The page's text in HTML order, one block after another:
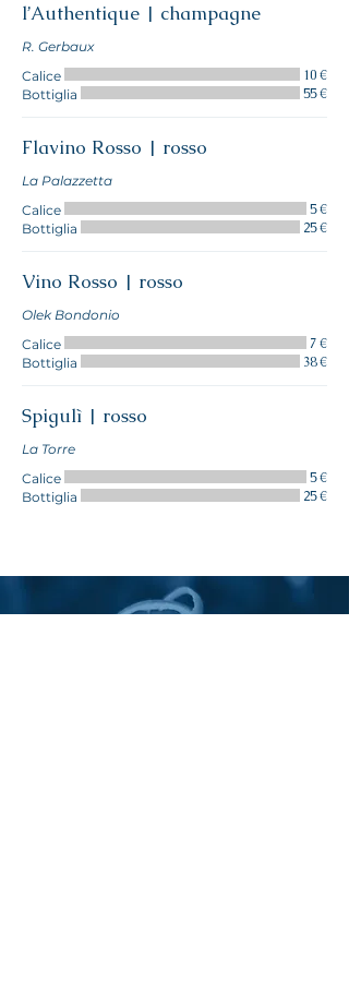
l’Authentique | champagne
R. Gerbaux
Calice
10 €
Bottiglia 55 €
Flavino Rosso | rosso
La Palazzetta
Calice
5 €
Bottiglia 25 €
Vino Rosso | rosso
Olek Bondonio
Calice
7 €
Bottiglia 38 €
Spigulì | rosso
La Torre
Calice
5 €
Bottiglia 25 €